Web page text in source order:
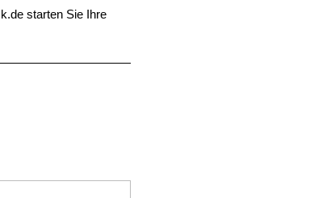
starten Sie Ihre